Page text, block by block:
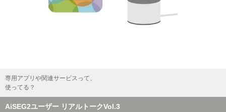
専用アプリや関連サービスって、
使ってる？
AiSEG2ユーザー リアルトークVol.3